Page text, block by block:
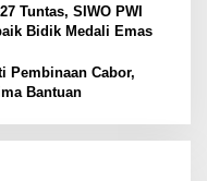
Tuntas, SIWO PWI
Bidik Medali Emas
Pembinaan Cabor,
Bantuan